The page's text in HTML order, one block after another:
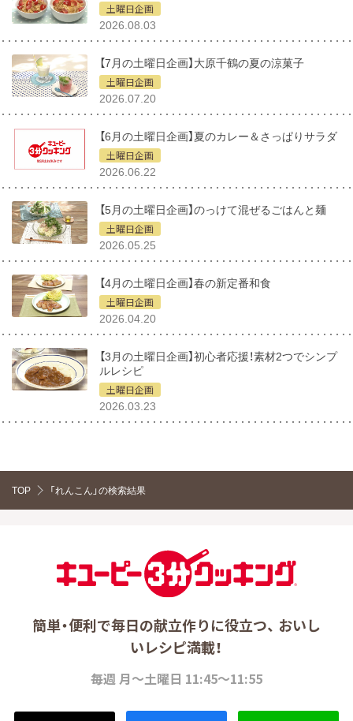
土曜日企画
2026.08.03
【7月の土曜日企画】大原千鶴の夏の涼菓子
土曜日企画
2026.07.20
【6月の土曜日企画】夏のカレー＆さっぱりサラダ
土曜日企画
2026.06.22
【5月の土曜日企画】のっけて混ぜるごはんと麺
土曜日企画
2026.05.25
【4月の土曜日企画】春の新定番和食
土曜日企画
2026.04.20
【3月の土曜日企画】初心者応援！素材2つでシンプ
ルレシピ
土曜日企画
2026.03.23
TOP 「れんこん」の検索結果
簡単・便利で毎日の献立作りに役立つ、 おいし
いレシピ満載！
毎週 月～土曜日 11:45～11:55